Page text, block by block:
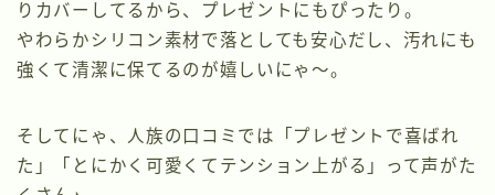
りカバーしてるから、プレゼントにもぴったり。
やわらかシリコン素材で落としても安心だし、汚れにも
強くて清潔に保てるのが嬉しいにゃ～。
そしてにゃ、人族の口コミでは「プレゼントで喜ばれ
た」「とにかく可愛くてテンション上がる」って声がた